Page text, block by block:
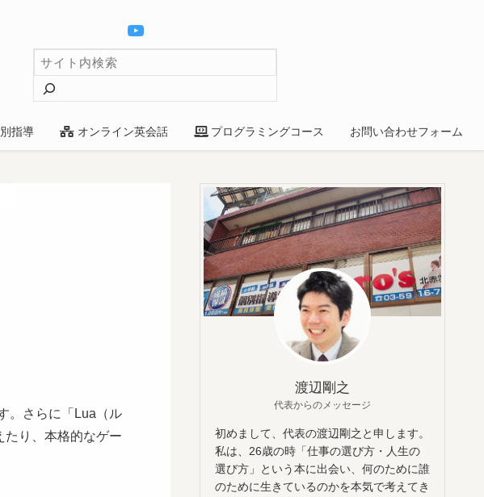
指導 オンライン英会話 プログラミングコース お問い合わせフォーム
検
索
。さらに「Lua（ル
たり、本格的なゲー
渡辺剛之
代表からのメッセージ
初めまして、代表の渡辺剛之と申します。
私は、26歳の時「仕事の選び方・人生の
選び方」という本に出会い、何のために誰
のために生きているのかを本気で考えてき